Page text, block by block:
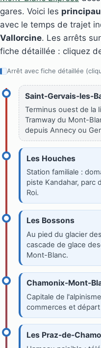
gares. Voici les
avec le temps de trajet
Vallorcine. Les arrêts
fiche détaillée : cliquez
Arrêt avec fiche détaillée
Saint-Gervais-les-
Terminus ouest de la
Tramway du Mont-
depuis Annecy ou
Les Houches
Station familiale :
piste Kandahar, parc
Roi.
Les Bossons
Au pied du glacier
cascade de glace
Mont-Blanc.
Chamonix-Mont-
Capitale de
commerces et
Les Praz-de-